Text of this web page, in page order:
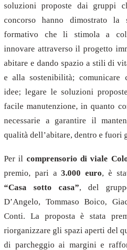
soluzioni proposte dai gruppi
concorso hanno dimostrato
formativo che li stimola a
innovare attraverso il progetto
abitare e dando spazio a stili di
e alla sostenibilità; comunicare
idee; legare le soluzioni
facile manutenzione, in quanto
necessarie a garantire il
qualità dell’abitare, dentro e fuori
Per il comprensorio di viale
premio, pari a3.000 euro, è
“Casa sotto casa”, del
D’Angelo, Tommaso Boico,
Conti. La proposta è stata
riorganizzare gli spazi aperti del
di parcheggio ai margini e